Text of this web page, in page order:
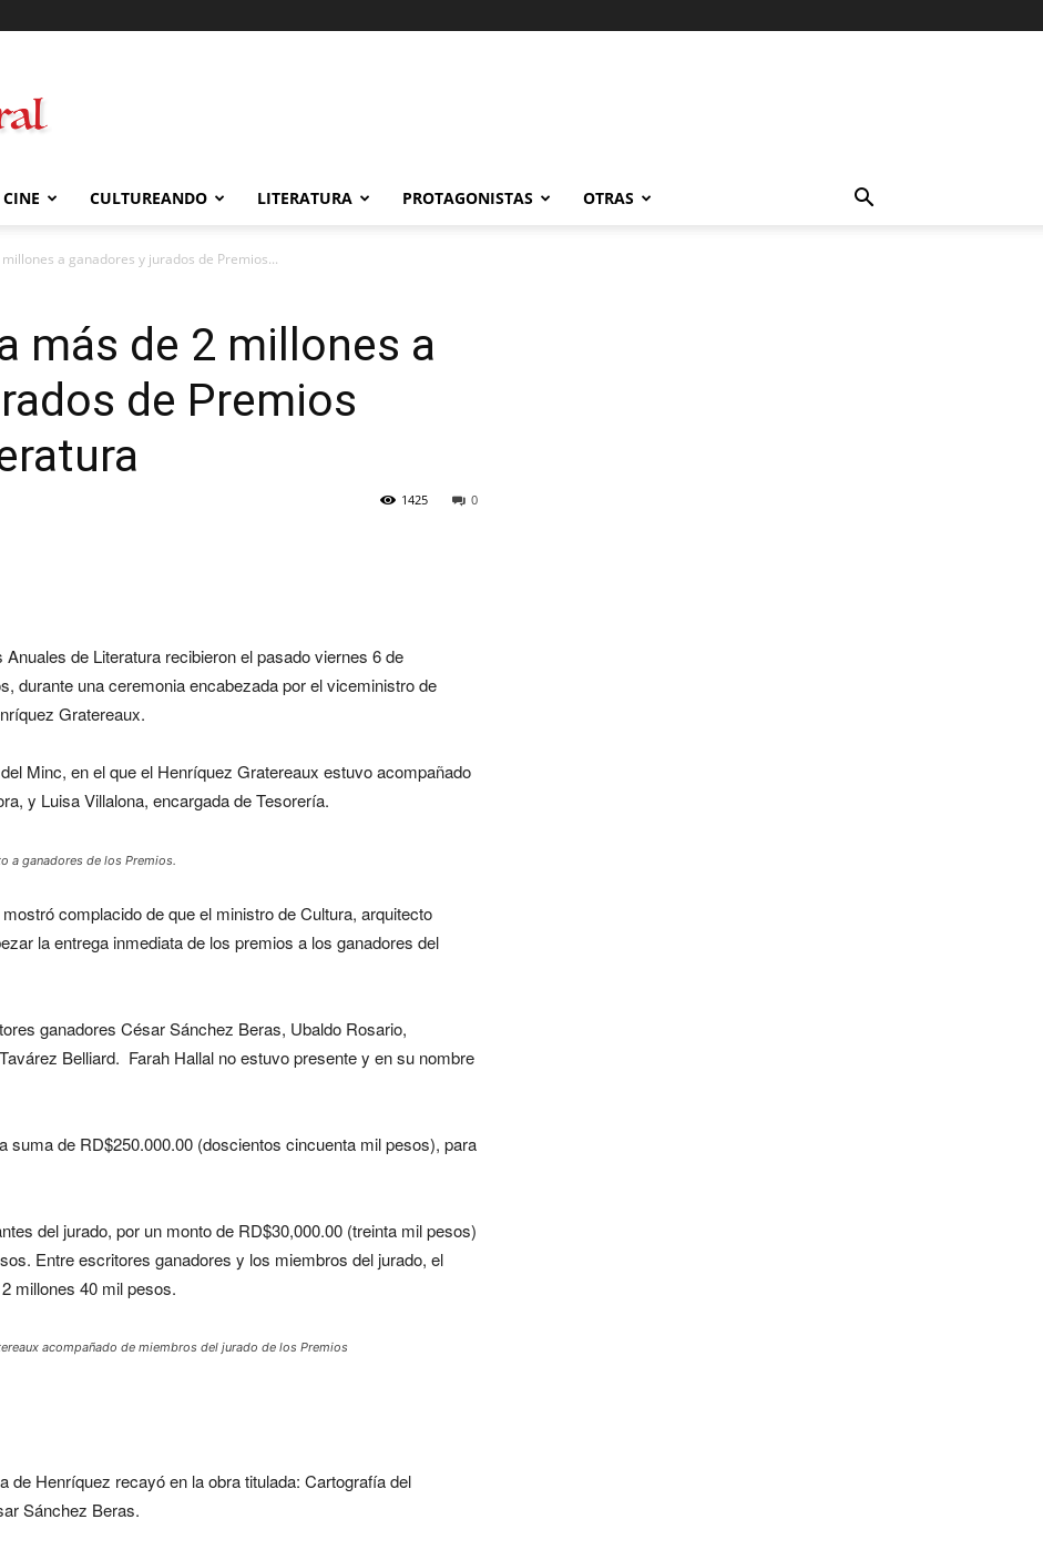
CINE CULTUREANDO LITERATURA PROTAGONISTAS OTRAS
a ganadores y jurados de Premios...
más de 2 millones a
de Premios
0
1425
de Literatura recibieron el pasado viernes 6 de
durante una ceremonia encabezada por el viceministro de
Gratereaux.
Minc, en el que el Henríquez Gratereaux estuvo acompañado
y Luisa Villalona, encargada de Tesorería.
a ganadores de los Premios.
complacido de que el ministro de Cultura, arquitecto
la entrega inmediata de los premios a los ganadores del
ganadores César Sánchez Beras, Ubaldo Rosario,
Belliard. Farah Hallal no estuvo presente y en su nombre
suma de RD$250.000.00 (doscientos cincuenta mil pesos), para
del jurado, por un monto de RD$30,000.00 (treinta mil pesos)
Entre escritores ganadores y los miembros del jurado, el
millones 40 mil pesos.
acompañado de miembros del jurado de los Premios
de Henríquez recayó en la obra titulada: Cartografía del
Sánchez Beras.